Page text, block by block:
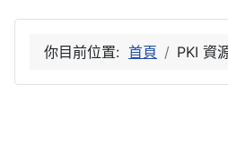
你目前位置: 首頁 PKI 資